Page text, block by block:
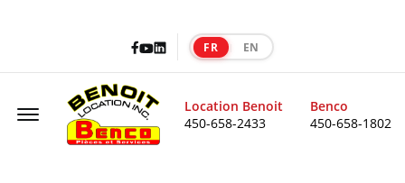
Facebook
Youtube
LinkedIn
FR | EN
Offcanvas Menu Open
Location Benoit
450-658-2433
Benco
450-658-1802